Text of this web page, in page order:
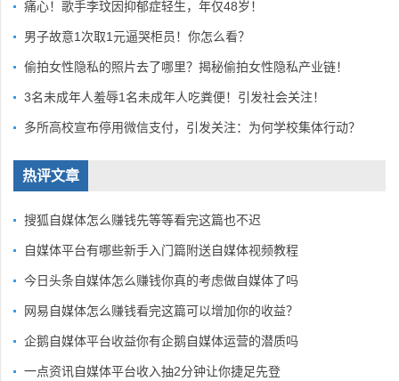
痛心！歌手李玟因抑郁症轻生，年仅48岁！
男子故意1次取1元逼哭柜员！你怎么看？
偷拍女性隐私的照片去了哪里？揭秘偷拍女性隐私产业链！
3名未成年人羞辱1名未成年人吃粪便！引发社会关注！
多所高校宣布停用微信支付，引发关注：为何学校集体行动？
热评文章
搜狐自媒体怎么赚钱先等等看完这篇也不迟
自媒体平台有哪些新手入门篇附送自媒体视频教程
今日头条自媒体怎么赚钱你真的考虑做自媒体了吗
网易自媒体怎么赚钱看完这篇可以增加你的收益？
企鹅自媒体平台收益你有企鹅自媒体运营的潜质吗
一点资讯自媒体平台收入抽2分钟让你捷足先登